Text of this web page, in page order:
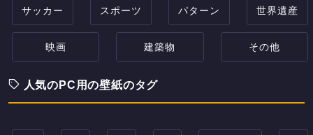
サッカー スポーツ パターン 世界遺産
映画 建築物 その他
人気のPC用の壁紙のタグ